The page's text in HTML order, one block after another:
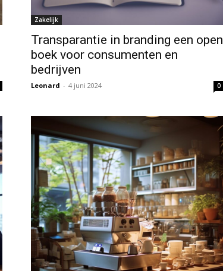
Zakelijk
Transparantie in branding een open
boek voor consumenten en
bedrijven
Leonard - 4 juni 2024 0